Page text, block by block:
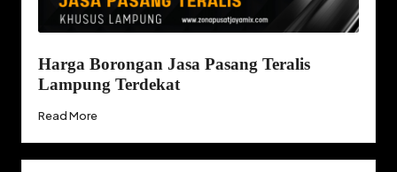
Harga Borongan Jasa Pasang Teralis
Lampung Terdekat
Read More